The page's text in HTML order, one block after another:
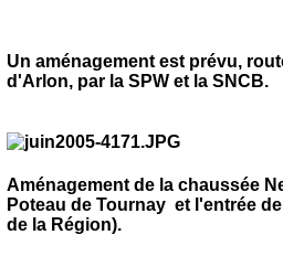
Un aménagement est prévu,
d'Arlon, par la SPW et la SNCB.
Aménagement de la chaussée
Poteau de Tournay et l'entrée
de la Région).